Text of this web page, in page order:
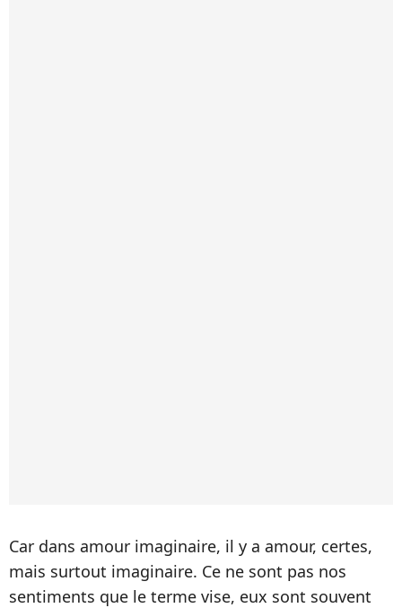
Car dans amour imaginaire, il y a amour, certes,
mais surtout imaginaire. Ce ne sont pas nos
sentiments que le terme vise, eux sont souvent